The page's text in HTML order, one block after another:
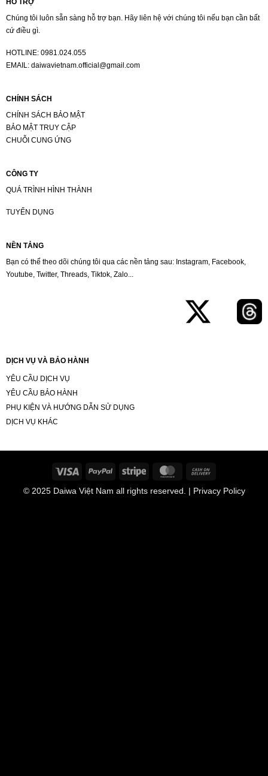
HỖ TRỢ
Chúng tôi luôn sẵn sàng hỗ trợ bạn. Hãy liên hệ với chúng tôi nếu bạn cần bất
cứ điều gì.
HOTLINE: 0981.024.055
EMAIL: daiwavietnam.official@gmail.com
CHÍNH SÁCH
CHÍNH SÁCH BẢO MẬT
BẢO MẬT TRUY CẬP
CHUỖI CUNG ỨNG
CÔNG TY
QUÁ TRÌNH HÌNH THÀNH
TUYỂN DỤNG
NỀN TẢNG
Bạn có thể theo dõi chúng tôi qua các nền tảng sau: Instagram, Facebook,
Youtube, Twitter, Threads, Tiktok, Zalo...
DỊCH VỤ VÀ BẢO HÀNH
YÊU CẦU DỊCH VỤ
YÊU CẦU BẢO HÀNH
PHỤ KIỆN VÀ HƯỚNG DẪN SỬ DỤNG
DỊCH VỤ KHÁC
Visa PayPal Stripe MasterCard
Delivery
© 2025 Daiwa Việt Nam all rights reserved. | Privacy Policy